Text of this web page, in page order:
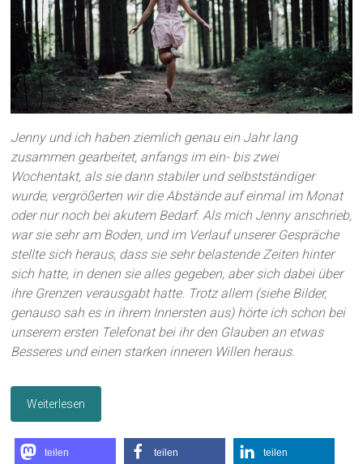
Jenny und ich haben ziemlich genau ein Jahr lang
zusammen gearbeitet, anfangs im ein- bis zwei
Wochentakt, als sie dann stabiler und selbstständiger
wurde, vergrößerten wir die Abstände auf einmal im Monat
oder nur noch bei akutem Bedarf. Als mich Jenny anschrieb,
war sie sehr am Boden, und im Verlauf unserer Gespräche
stellte sich heraus, dass sie sehr belastende Zeiten hinter
sich hatte, in denen sie alles gegeben, aber sich dabei über
ihre Grenzen verausgabt hatte. Trotz allem (siehe Bilder,
genauso sah es in ihrem Innersten aus) hörte ich schon bei
unserem ersten Telefonat bei ihr den Glauben an etwas
Besseres und einen starken inneren Willen heraus.
Weiterlesen
teilen teilen teilen